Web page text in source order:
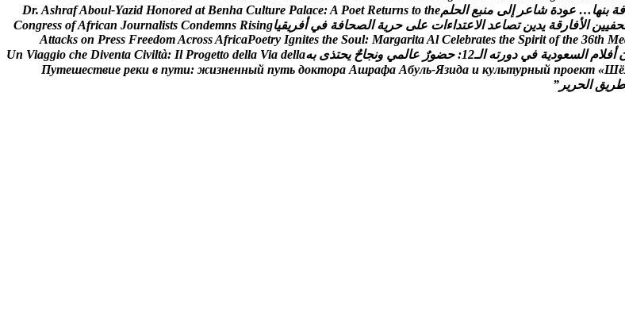
فة بنها… عودة شاعر إلى منبع الحلم Dr. AshrafAboul-Yazid Honored at Benha Culture Palace:A Poet Returns to the
حفيين الفارقة يدين تصاعد العتداءات على حرية الصحافة في أفريقيا Congress ofAfrican Journalists Condemns Rising
Attacks on Press FreedomAcrossAfricaPoetry Ignites the Soul: MargaritaAl Celebrates the Spirit of the 36th Me
أفلم السعودية في دورته الـ 12
: حضور عالمي ونجاح يحتذى به Un Viaggio che Diventa Civiltà: Il Progetto della Via della
Путешествие реки в пути: жизненный путь доктора Ашрафа Абуль-Язида и культурный проект «Шё
طريق الحرير ”